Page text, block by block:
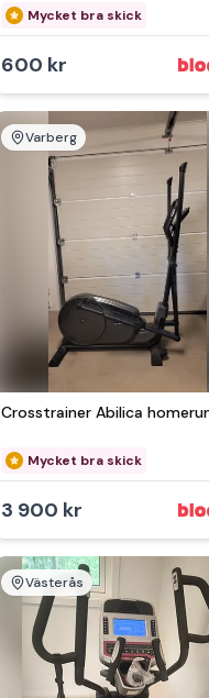
Mycket bra skick
600 kr
Varberg
Crosstrainer Abilica
Mycket bra skick
3 900 kr
Se mer hos
Västerås